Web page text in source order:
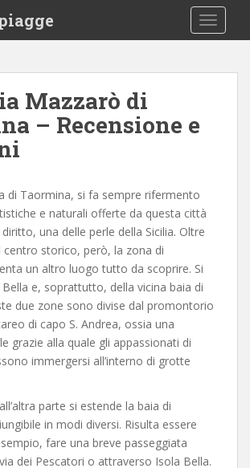
Mazzarò di
– Recensione e
di Taormina, si fa sempre rifermento
e naturali offerte da questa città
una delle perle della Sicilia. Oltre
centro storico, però, la zona di
un altro luogo tutto da scoprire. Si
Bella e, soprattutto, della vicina baia di
due zone sono divise dal promontorio
di capo S. Andrea, ossia una
grazie alla quale gli appassionati di
immergersi all’interno di grotte
parte si estende la baia di
in modi diversi. Risulta essere
fare una breve passeggiata
dei Pescatori o attraverso Isola Bella.